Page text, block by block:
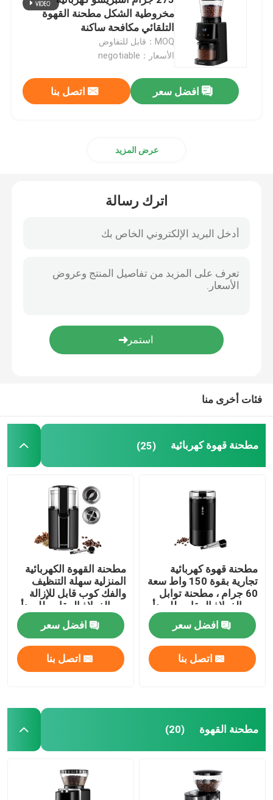
مطحنة حبوب البن
آلة صنع القهوة مع رغوة الحليب
صانع القهوة بالتنقيط
مخروطية الشكل مطحنة القهوة
التلقائي مكافحة ساكنة
MOQ：قابل للتفاوض
الأسعار：negotiable
افضل سعر اتصل بنا
عرض المزيد
اترك رسالة
فئات أخرى منا
مطحنة قهوة كهربائية (25)
مطحنة قهوة كهربائية
تجارية بقوة 150 واط سعة
60 جرام ، مطحنة توابل
من الفولاذ المقاوم للصدأ
304
افضل سعر
اتصل بنا
مطحنة القهوة الكهربائية
المنزلية سهلة التنظيف
والفك كوب قابل للإزالة
من الفولاذ المقاوم للصدأ
CG628B
افضل سعر
اتصل بنا
مطحنة القهوة (20)